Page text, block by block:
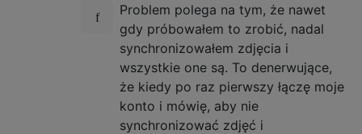
Problem polega na tym, że nawet
gdy próbowałem to zrobić, nadal
synchronizowałem zdjęcia i
wszystkie one są. To denerwujące,
że kiedy po raz pierwszy łączę moje
konto i mówię, aby nie
synchronizować zdjęć i